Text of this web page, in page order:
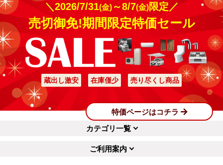
＼2026/7/31(金)～8/7(金)限定／
売切御免!期間限定特価セール
蔵出し激安 在庫僅少 売り尽くし商品
特価ページはコチラ
カテゴリ一覧
ご利用案内